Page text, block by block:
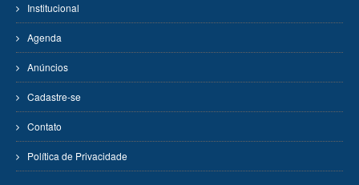
Institucional
Agenda
Anúncios
Cadastre-se
Contato
Política de Privacidade